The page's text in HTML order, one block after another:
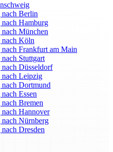
Berlin
Hamburg
München
Köln
Frankfurt am Main
Stuttgart
Düsseldorf
Leipzig
Dortmund
Essen
Bremen
Hannover
Nürnberg
Dresden